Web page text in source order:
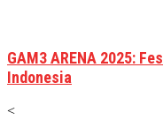
GAM3 ARENA 2025:
Indonesia
<